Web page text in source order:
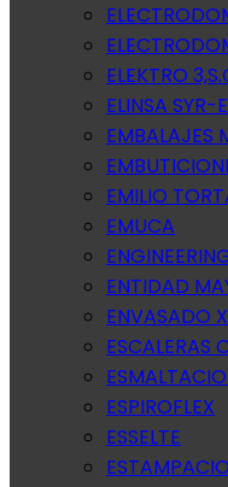
ELEKTRO
ELINSA SYR-
EMBALAJES
EMILIO
EMUCA
ENTIDAD
ENVASADO
ESCALERAS
ESPIROFLEX
ESSELTE